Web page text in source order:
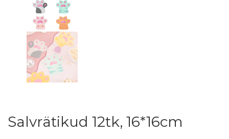
Salvrätikud 12tk, 16*16cm